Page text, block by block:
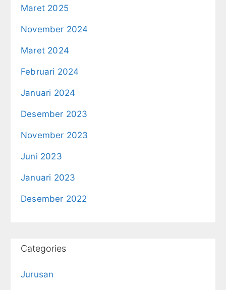
Maret 2025
November 2024
Maret 2024
Februari 2024
Januari 2024
Desember 2023
November 2023
Juni 2023
Januari 2023
Desember 2022
Categories
Jurusan